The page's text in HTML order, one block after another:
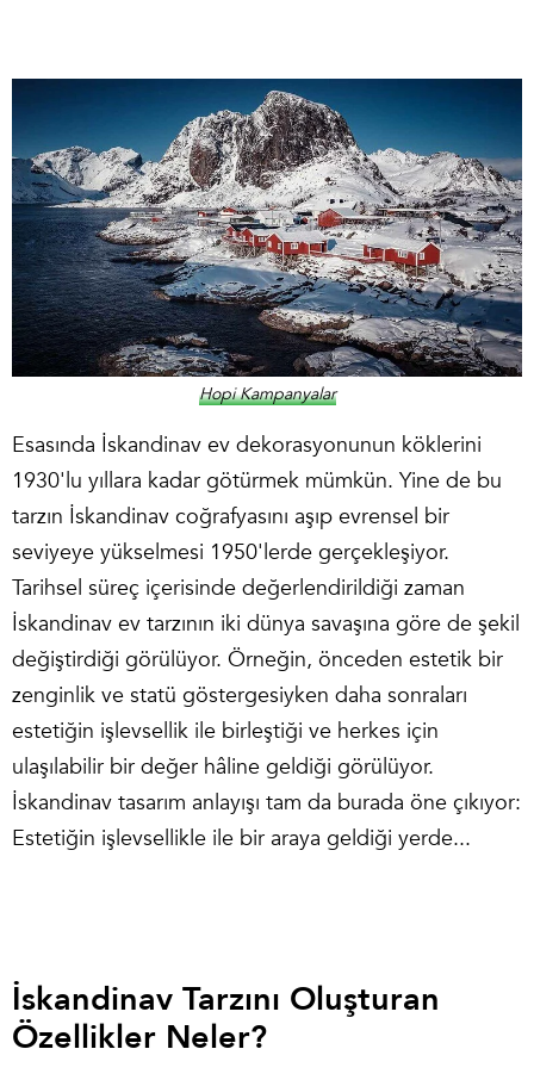
Hopi Kampanyalar
Esasında İskandinav ev dekorasyonunun köklerini
1930'lu yıllara kadar götürmek mümkün. Yine de bu
tarzın İskandinav coğrafyasını aşıp evrensel bir
seviyeye yükselmesi 1950'lerde gerçekleşiyor.
Tarihsel süreç içerisinde değerlendirildiği zaman
İskandinav ev tarzının iki dünya savaşına göre de şekil
değiştirdiği görülüyor. Örneğin, önceden estetik bir
zenginlik ve statü göstergesiyken daha sonraları
estetiğin işlevsellik ile birleştiği ve herkes için
ulaşılabilir bir değer hâline geldiği görülüyor.
İskandinav tasarım anlayışı tam da burada öne çıkıyor:
Estetiğin işlevsellikle ile bir araya geldiği yerde...
İskandinav Tarzını Oluşturan
Özellikler Neler?